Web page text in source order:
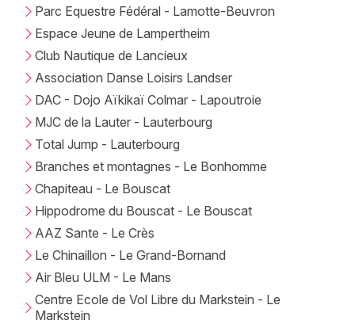
Parc Equestre Fédéral - Lamotte-Beuvron
Espace Jeune de Lampertheim
Club Nautique de Lancieux
Association Danse Loisirs Landser
DAC - Dojo Aïkikaï Colmar - Lapoutroie
MJC de la Lauter - Lauterbourg
Total Jump - Lauterbourg
Branches et montagnes - Le Bonhomme
Chapiteau - Le Bouscat
Hippodrome du Bouscat - Le Bouscat
AAZ Sante - Le Crès
Le Chinaillon - Le Grand-Bornand
Air Bleu ULM - Le Mans
Centre Ecole de Vol Libre du Markstein - Le
Markstein